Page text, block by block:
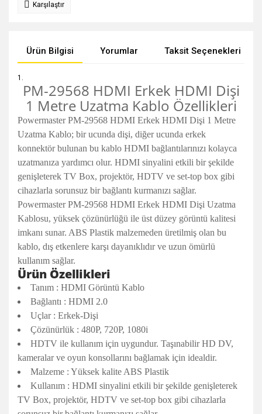
Karşılaştır
Ürün Bilgisi Yorumlar Taksit Seçenekleri
PM-29568 HDMI Erkek HDMI Dişi
1 Metre Uzatma Kablo Özellikleri
Powermaster PM-29568 HDMI Erkek HDMI Dişi 1 Metre
Uzatma Kablo; bir ucunda dişi, diğer ucunda erkek
konnektör bulunan bu kablo HDMI bağlantılarınızı kolayca
uzatmanıza yardımcı olur. HDMI sinyalini etkili bir şekilde
genişleterek TV Box, projektör, HDTV ve set-top box gibi
cihazlarla sorunsuz bir bağlantı kurmanızı sağlar.
Powermaster PM-29568 HDMI Erkek HDMI Dişi Uzatma
Kablosu, yüksek çözünürlüğü ile üst düzey görüntü kalitesi
imkanı sunar. ABS Plastik malzemeden üretilmiş olan bu
kablo, dış etkenlere karşı dayanıklıdır ve uzun ömürlü
kullanım sağlar.
Ürün Özellikleri
Tanım : HDMI Görüntü Kablo
Bağlantı : HDMI 2.0
Uçlar : Erkek-Dişi
Çözünürlük : 480P, 720P, 1080i
HDTV ile kullanım için uygundur. Taşınabilir HD DV,
kameralar ve oyun konsollarını bağlamak için idealdir.
Malzeme : Yüksek kalite ABS Plastik
Kullanım : HDMI sinyalini etkili bir şekilde genişleterek
TV Box, projektör, HDTV ve set-top box gibi cihazlarla